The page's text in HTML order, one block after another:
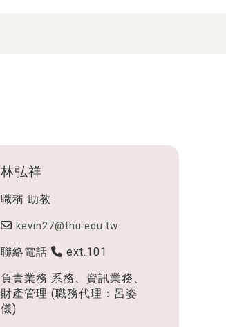
林弘祥
職稱 助教
kevin27@thu.edu.tw
聯絡電話
ext.101
負責業務 系務、資訊業務、
財產管理 (職務代理：呂姿
儀)